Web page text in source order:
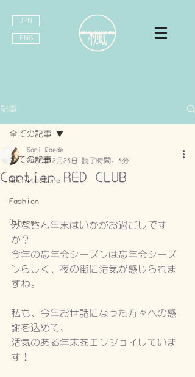
JPN
ENG
記事
全ての記事
Architecture
Fashion
Others
全ての記事
Cartier RED CLUB
Sari Kaede
2022年12月23日
読了時間: 3分
みなさん年末はいかがお過ごしです
か？
今年の忘年会シーズンは忘年会シーズ
ンらしく、夜の街に活気が感じられま
すね。
私も、今年お世話になった方々への感
謝を込めて、
活気のある年末をエンジョイしていま
す！